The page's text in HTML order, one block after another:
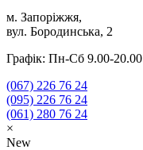
м. Запоріжжя,
вул. Бородинська, 2
Графік: Пн-Сб 9.00-20.00
(067) 226 76 24
(095) 226 76 24
(061) 280 76 24
×
New